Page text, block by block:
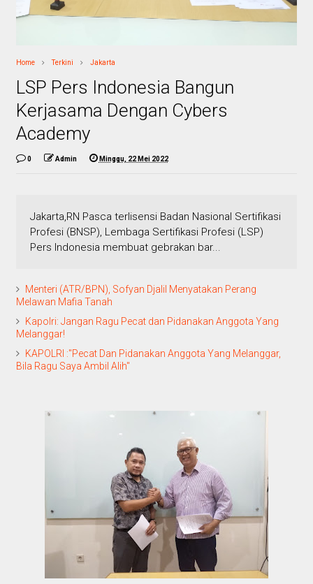
Home Terkini Jakarta
LSP Pers Indonesia Bangun
Kerjasama Dengan Cybers
Academy
0 Admin Minggu, 22 Mei 2022
Jakarta,RN Pasca terlisensi Badan Nasional Sertifikasi
Profesi (BNSP), Lembaga Sertifikasi Profesi (LSP)
Pers Indonesia membuat gebrakan bar...
Menteri (ATR/BPN), Sofyan Djalil Menyatakan Perang
Melawan Mafia Tanah
Kapolri: Jangan Ragu Pecat dan Pidanakan Anggota Yang
Melanggar!
KAPOLRI :"Pecat Dan Pidanakan Anggota Yang Melanggar,
Bila Ragu Saya Ambil Alih"